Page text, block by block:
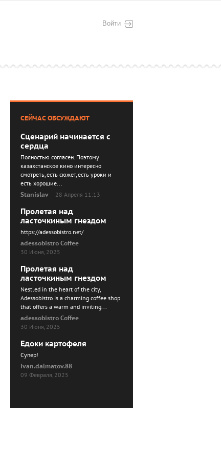
Войти
СЕЙЧАС ОБСУЖДАЮТ
Сценарий начинается с
сердца
Полностью согласен. Поэтому
казахстанское кино интересно
смотреть, есть сюжет, есть уроки и
есть хорошие...
Stanislav
28 Апреля 11:13
Пролетая над
ласточкиным гнездом
https://adessobistro.net/
adessobistro Coffee
30 Июня, 2025
Пролетая над
ласточкиным гнездом
Nestled in the heart of the city,
Adessobistro is a charming coffee shop
that offers a warm and inviting...
adessobistro Coffee
30 Июня, 2025
Едоки картофеля
Cупер!
ivan.dalmatov.88
09 Февраля, 2025